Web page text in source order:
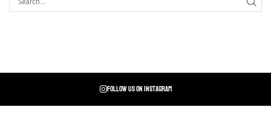
Follow us on instagram